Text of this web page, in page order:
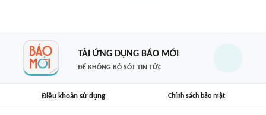
TẢI ỨNG DỤNG BÁO MỚI
ĐỂ KHÔNG BỎ SÓT TIN TỨC
Điều khoản sử dụng Chính sách bảo mật